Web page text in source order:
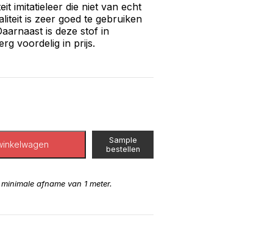
imitatieleer die niet van echt
is zeer goed te gebruiken
is deze stof in
voordelig in prijs.
Sample
bestellen
afname van 1 meter.